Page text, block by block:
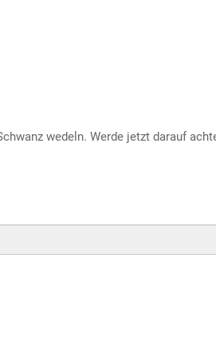
wedeln. Werde jetzt darauf